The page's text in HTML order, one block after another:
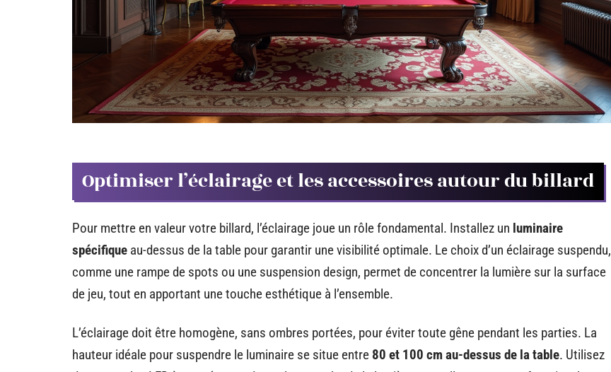
Optimiser l’éclairage et les accessoires autour du billard
Pour mettre en valeur votre billard, l’éclairage joue un rôle fondamental. Installez un luminaire
spécifique au-dessus de la table pour garantir une visibilité optimale. Le choix d’un éclairage suspendu,
comme une rampe de spots ou une suspension design, permet de concentrer la lumière sur la surface
de jeu, tout en apportant une touche esthétique à l’ensemble.
L’éclairage doit être homogène, sans ombres portées, pour éviter toute gêne pendant les parties. La
hauteur idéale pour suspendre le luminaire se situe entre 80 et 100 cm au-dessus de la table. Utilisez